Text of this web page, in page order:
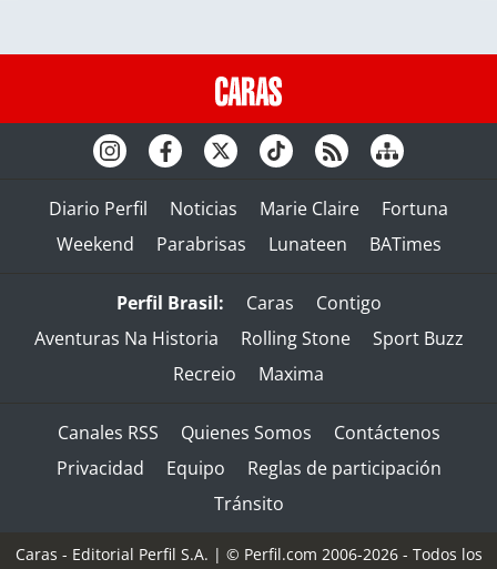
Diario Perfil Noticias Marie Claire
Fortuna
Weekend
Parabrisas Lunateen BATimes
Perfil Brasil: Caras
Contigo
Aventuras Na Historia
Rolling Stone
Sport Buzz
Recreio
Maxima
Canales RSS Quienes Somos
Contáctenos
Privacidad
Equipo
Reglas de participación
Tránsito
Caras - Editorial Perfil S.A. | © Perfil.com 2006-2026 - Todos los